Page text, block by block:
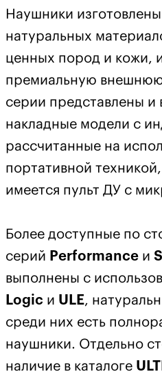
Наушники
натуральных
ценных пород и кожи,
премиальную внешнюю
серии представлены и
накладные модели с
рассчитанные на
портативной
имеется пульт ДУ с
Более доступные по
серий Performance и
выполнены с
Logic и ULE,
среди них есть
наушники. Отдельно
наличие в каталоге